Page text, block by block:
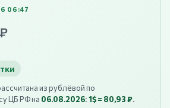
06:47
₽
из рублёвой по
ЦБ РФ на 06.08.2026:1$ = 80,93 ₽.